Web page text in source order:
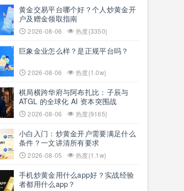
黄金交易平台哪个好？个人炒黄金开
户及赠金领取指南
2026-08-06 热度{3350}
巨象金业怎么样？是正规平台吗？
2026-08-06 热度{1.0w}
棋局横跨华府与阿布扎比：子辰与
ATGL 的全球化 AI 资本突围战
2026-08-06 热度{9165}
小白入门：炒黄金开户需要满足什么
条件？一文讲清所有要求
2026-08-05 热度{1.1w}
手机炒黄金用什么app好？实战经验
者都用什么app？